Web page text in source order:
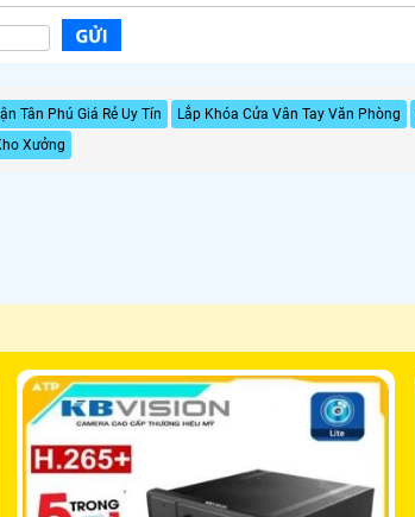
Tân Phú Giá Rẻ Uy Tín Lắp Khóa Cửa Vân Tay Văn Phòng
Xưởng